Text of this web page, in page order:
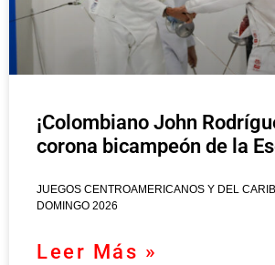
¡Colombiano John
corona bicampeón de la
JUEGOS CENTROAMERICANOS Y DEL
DOMINGO 2026
Leer Más »